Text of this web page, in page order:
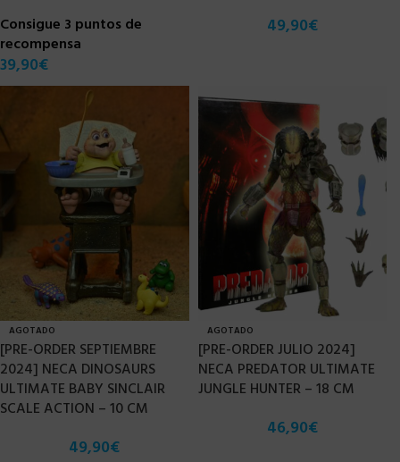
Consigue 3 puntos de
recompensa
39,90€
49,90€
AGOTADO
[PRE-ORDER SEPTIEMBRE
2024] NECA DINOSAURS
ULTIMATE BABY SINCLAIR
SCALE ACTION – 10 CM
49,90€
AGOTADO
[PRE-ORDER JULIO 2024]
NECA PREDATOR ULTIMATE
JUNGLE HUNTER – 18 CM
46,90€